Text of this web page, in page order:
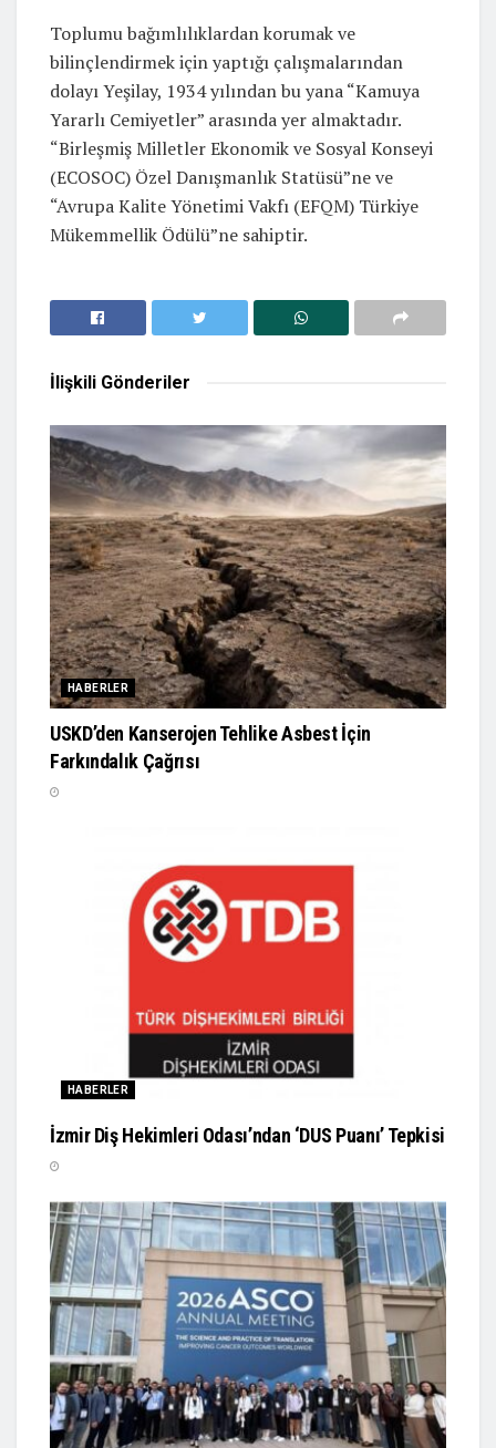
Toplumu bağımlılıklardan korumak ve
bilinçlendirmek için yaptığı çalışmalarından
dolayı Yeşilay, 1934 yılından bu yana “Kamuya
Yararlı Cemiyetler” arasında yer almaktadır.
“Birleşmiş Milletler Ekonomik ve Sosyal Konseyi
(ECOSOC) Özel Danışmanlık Statüsü”ne ve
“Avrupa Kalite Yönetimi Vakfı (EFQM) Türkiye
Mükemmellik Ödülü”ne sahiptir.
İlişkili Gönderiler
HABERLER
USKD’den Kanserojen Tehlike Asbest İçin
Farkındalık Çağrısı
HABERLER
İzmir Diş Hekimleri Odası’ndan ‘DUS Puanı’ Tepkisi